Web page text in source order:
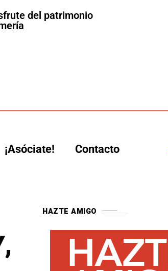
del patrimonio
¡Asóciate! Contacto
HAZTE AMIGO